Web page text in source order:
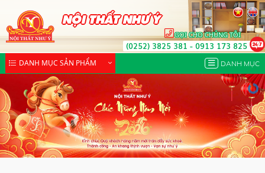
NỘI THẤT NHƯ Ý
GỌI CHO CHÚNG TÔI
(0252) 3825 381 - 0913 173 825
DANH MỤC SẢN PHẨM DANH MỤC